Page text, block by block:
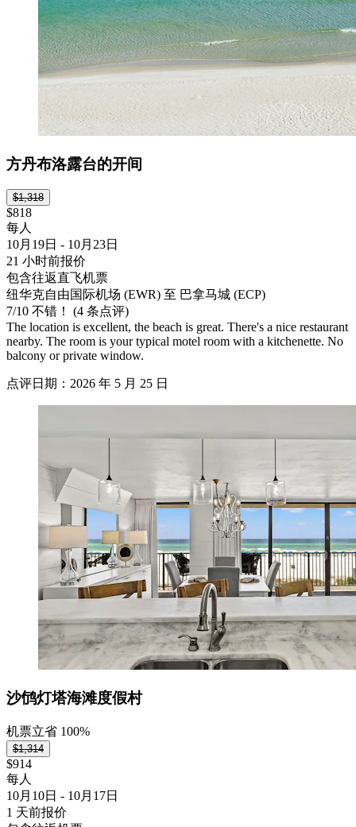
方丹布洛露台的开间
$1,318
$818
每人
10月19日 - 10月23日
21 小时前报价
包含往返直飞机票
纽华克自由国际机场 (EWR) 至 巴拿马城 (ECP)
7/10 不错！ (4 条点评)
The location is excellent, the beach is great. There's a nice restaurant
nearby. The room is your typical motel room with a kitchenette. No
balcony or private window.
点评日期：2026 年 5 月 25 日
沙鸻灯塔海滩度假村
机票立省 100%
$1,314
$914
每人
10月10日 - 10月17日
1 天前报价